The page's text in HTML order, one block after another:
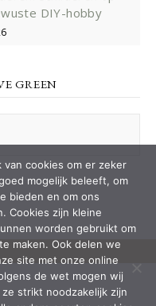
DIY-hobby
GREEN
van cookies om er zeker
mogelijk beleeft, om
bieden en om ons
Cookies zijn kleine
worden gebruikt om
maken. Ook delen we
site met onze online
de wet mogen wij
strikt noodzakelijk zijn